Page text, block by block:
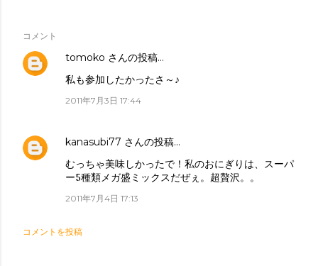
コメント
tomoko さんの投稿…
私も参加したかったさ～♪
2011年7月3日 17:44
kanasubi77 さんの投稿…
むっちゃ美味しかったで！私のおにぎりは、スーパ
ー5種類メガ盛ミックスだぜぇ。超贅沢。。
2011年7月4日 17:13
コメントを投稿